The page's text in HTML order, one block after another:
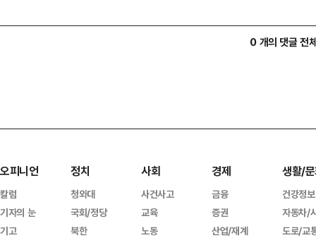
0 개의 댓글 전
오피니언
칼럼
기자의 눈
기고
정치
청와대
국회/정당
북한
사회
사건사고
교육
노동
경제
금융
증권
산업/재계
생활/
건강정보
자동차/
도로/교